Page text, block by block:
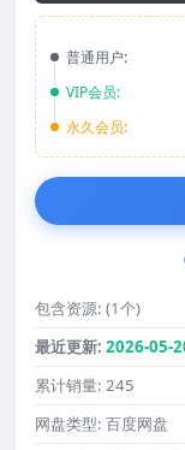
普通用户:
VIP会员:
永久会员:
包含资源: (1个)
最近更新: 2026-05-
累计销量: 245
网盘类型: 百度网盘